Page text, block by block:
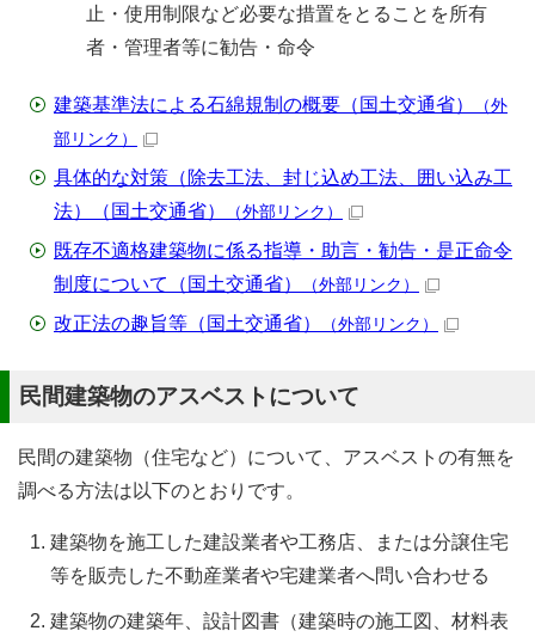
止・使用制限など必要な措置をとることを所有
者・管理者等に勧告・命令
建築基準法による石綿規制の概要（国土交通省）
（外
部リンク）
具体的な対策（除去工法、封じ込め工法、囲い込み工
法）（国土交通省）
（外部リンク）
既存不適格建築物に係る指導・助言・勧告・是正命令
制度について（国土交通省）
（外部リンク）
改正法の趣旨等（国土交通省） （外部リンク）
民間建築物のアスベストについて
民間の建築物（住宅など）について、アスベストの有無を
調べる方法は以下のとおりです。
建築物を施工した建設業者や工務店、または分譲住宅
等を販売した不動産業者や宅建業者へ問い合わせる
建築物の建築年、設計図書（建築時の施工図、材料表